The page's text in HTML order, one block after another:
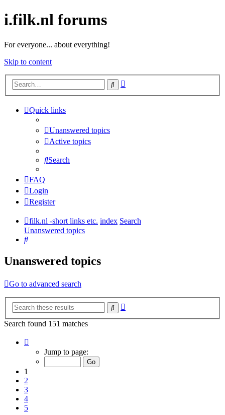
i.filk.nl forums
For everyone... about everything!
Skip to content
Search
Quick links
Unanswered topics
Active topics
Search
FAQ
Login
Register
filk.nl -short links etc. index Search
Unanswered topics
Search
Unanswered topics
Go to advanced search
Search
Search found 151 matches
Jump to page:
1
2
3
4
5